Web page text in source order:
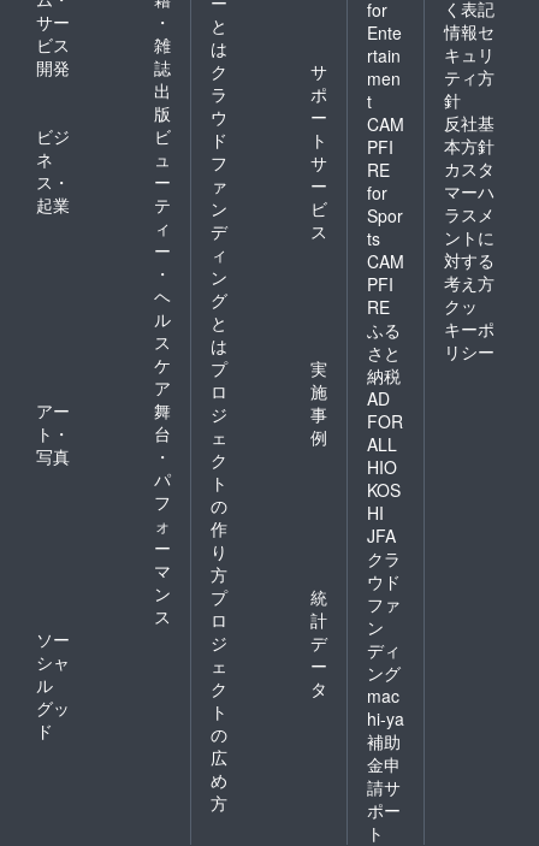
サー
ビス
開発
・
雑
誌
出
版
ビジ
ネ
ス・
起業
ビ
ュ
ー
テ
ィ
ー
・
ヘ
ル
ス
ケ
ア
アー
ト・
写真
舞
台
・
パ
フ
ォ
ー
マ
ン
ス
ソー
シャ
ル
グッ
ド
と
は
ク
ラ
ウ
ド
フ
ァ
ン
デ
ィ
ン
グ
と
は
サ
ポ
ー
ト
サ
ー
ビ
ス
プ
ロ
ジ
ェ
ク
ト
の
作
り
方
実
施
事
例
プ
ロ
ジ
ェ
ク
ト
の
広
め
方
統
計
デ
ー
タ
for
Ente
rtain
men
t
CAM
PFI
RE
for
Spor
ts
CAM
PFI
RE
ふる
さと
納税
AD
FOR
ALL
HIO
KOS
HI
JFA
クラ
ウド
ファ
ン
ディ
ング
mac
hi-ya
補助
金申
請サ
ポー
ト
く表記
情報セ
キュリ
ティ方
針
反社基
本方針
カスタ
マーハ
ラスメ
ントに
対する
考え方
クッ
キーポ
リシー